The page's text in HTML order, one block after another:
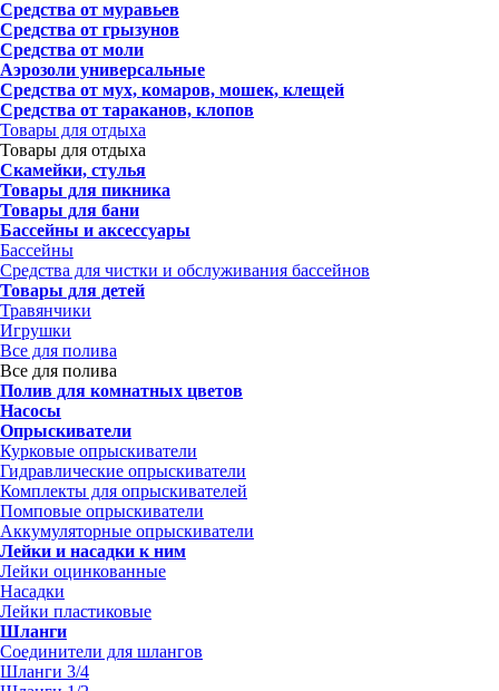
Средства от муравьев
Средства от грызунов
Средства от моли
Аэрозоли универсальные
Средства от мух, комаров, мошек, клещей
Средства от тараканов, клопов
Товары для отдыха
Товары для отдыха
Скамейки, стулья
Товары для пикника
Товары для бани
Бассейны и аксессуары
Бассейны
Средства для чистки и обслуживания бассейнов
Товары для детей
Травянчики
Игрушки
Все для полива
Все для полива
Полив для комнатных цветов
Насосы
Опрыскиватели
Курковые опрыскиватели
Гидравлические опрыскиватели
Комплекты для опрыскивателей
Помповые опрыскиватели
Аккумуляторные опрыскиватели
Лейки и насадки к ним
Лейки оцинкованные
Насадки
Лейки пластиковые
Шланги
Соединители для шлангов
Шланги 3/4